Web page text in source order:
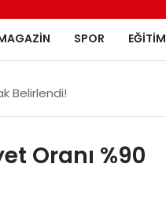
SPOR EĞITIM
Belirlendi!
Oranı %90